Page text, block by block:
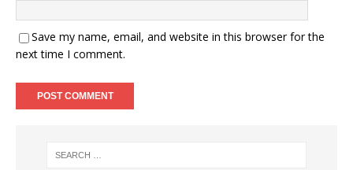
Save my name, email, and website in this browser for the
next time I comment.